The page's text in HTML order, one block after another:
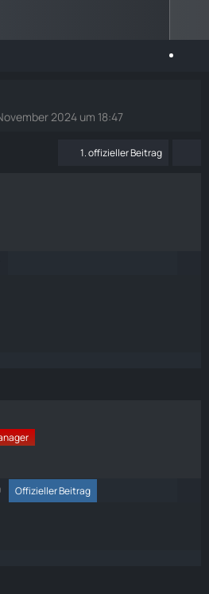
2024 um 18:47
1. offizieller Beitrag
Offizieller Beitrag